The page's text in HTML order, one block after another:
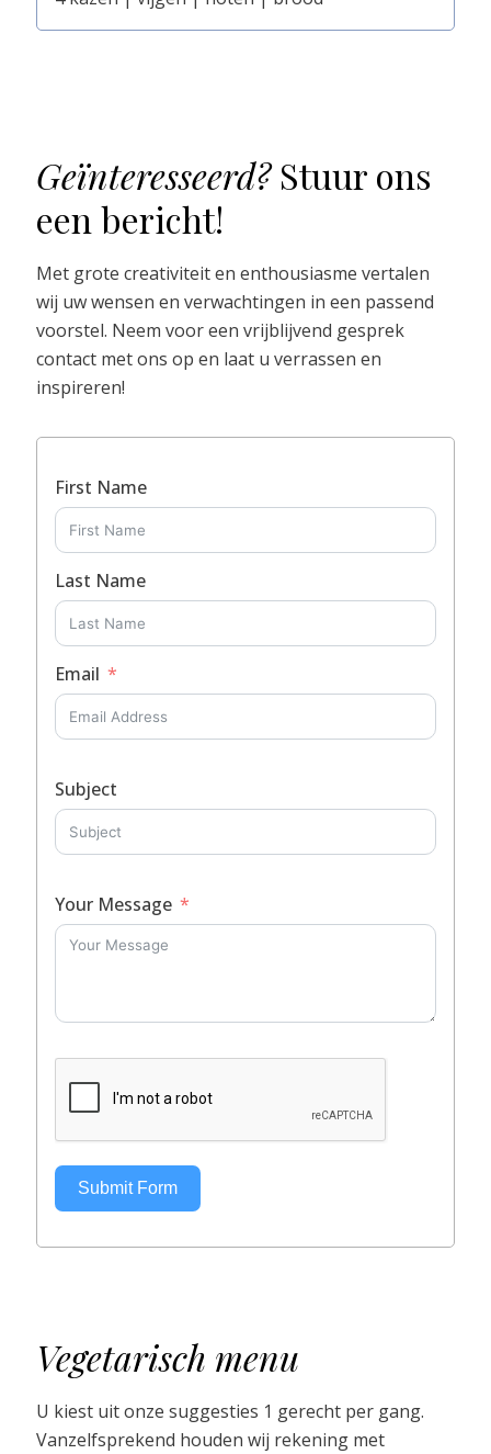
Geïnteresseerd?Stuur ons
een bericht!
Met grote creativiteit en enthousiasme vertalen
wij uw wensen en verwachtingen in een passend
voorstel. Neem voor een vrijblijvend gesprek
contact met ons op en laat u verrassen en
inspireren!
First Name
Last Name
Email
Subject
Your Message
Submit Form
Vegetarisch menu
U kiest uit onze suggesties 1 gerecht per gang.
Vanzelfsprekend houden wij rekening met